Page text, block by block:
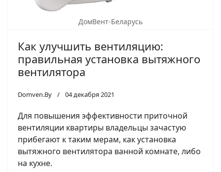
ДомВент-Беларусь
Как улучшить вентиляцию:
правильная установка вытяжного
вентилятора
Domven.By 04 декабря 2021
Для повышения эффективности приточной
вентиляции квартиры владельцы зачастую
прибегают к таким мерам, как установка
вытяжного вентилятора ванной комнате, либо
на кухне.